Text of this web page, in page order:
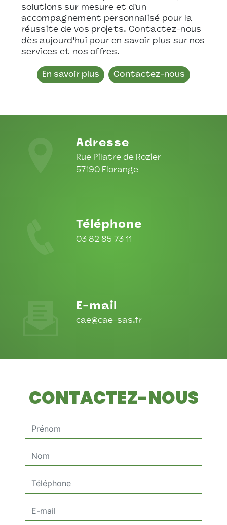
solutions sur mesure et d'un
accompagnement personnalisé pour la
réussite de vos projets. Contactez-nous
dès aujourd'hui pour en savoir plus sur nos
services et nos offres.
En savoir plus Contactez-nous
Adresse
Rue Pilatre de Rozier
57190 Florange
Téléphone
03 82 85 73 11
E-mail
cae@cae-sas.fr
CONTACTEZ-NOUS